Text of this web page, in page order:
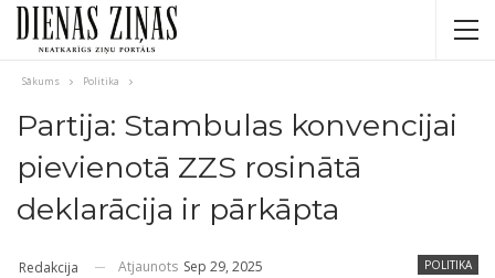
Sākums Politika
Partija: Stambulas konvencijai
pievienotā ZZS rosinātā
deklarācija ir pārkāpta
POLITIKA
Redakcija Atjaunots Sep 29, 2025